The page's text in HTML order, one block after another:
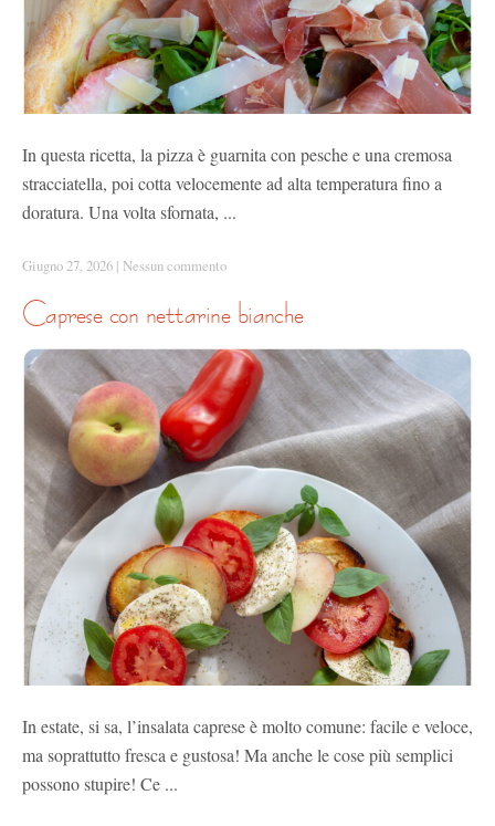
In questa ricetta, la pizza è guarnita con pesche e una cremosa
stracciatella, poi cotta velocemente ad alta temperatura fino a
doratura. Una volta sfornata, ...
Giugno 27, 2026 | Nessun commento
caprese con nettarine bianche
In estate, si sa, l’insalata caprese è molto comune: facile e veloce,
ma soprattutto fresca e gustosa! Ma anche le cose più semplici
possono stupire! Ce ...